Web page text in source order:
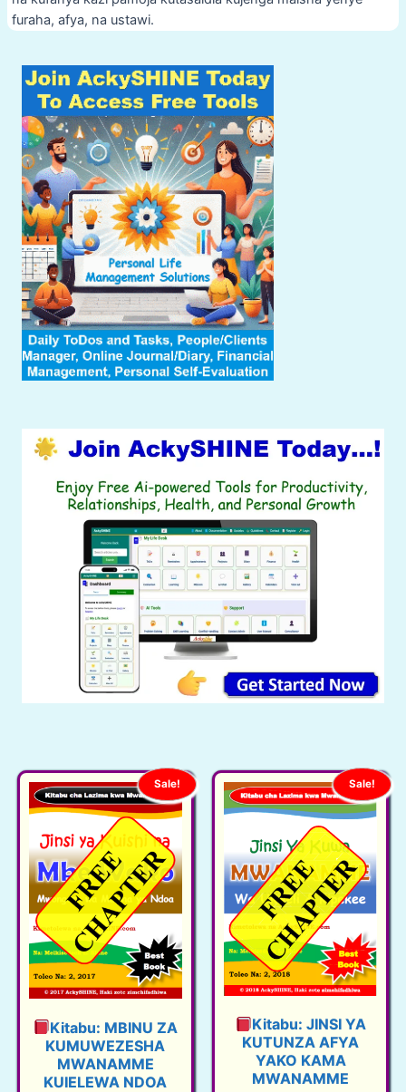
furaha, afya, na ustawi.
navigation
Sale!
Kitabu: MBINU ZA
KUMUWEZESHA
MWANAMME
KUIELEWA NDOA
Sale!
Kitabu: JINSI YA
KUTUNZA AFYA
YAKO KAMA
MWANAMME